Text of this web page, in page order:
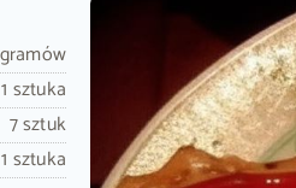
1 sztuka
7 sztuk
1 sztuka